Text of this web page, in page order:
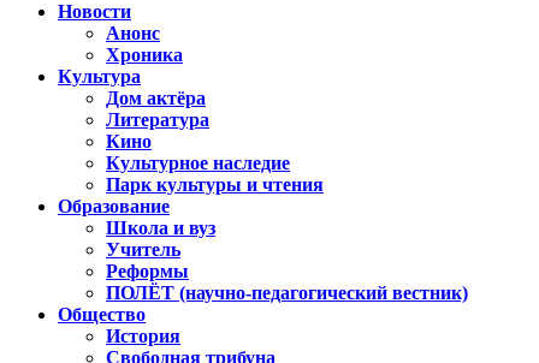
Новости
Анонс
Хроника
Культура
Дом актёра
Литература
Кино
Культурное наследие
Парк культуры и чтения
Образование
Школа и вуз
Учитель
Реформы
ПОЛЁТ (научно-педагогический вестник)
Общество
История
Свободная трибуна